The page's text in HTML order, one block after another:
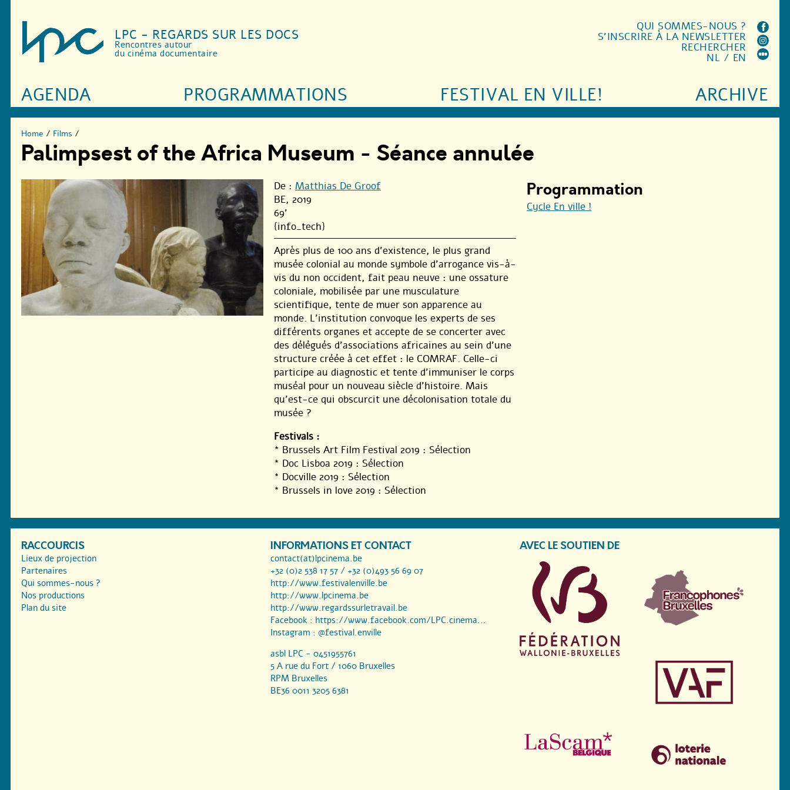
LPC - REGARDS SUR LES DOCS
Rencontres autour
du cinéma documentaire
AGENDA PROGRAMMATIONS FESTIVAL EN VILLE! ARCHIVE
QUI SOMMES-NOUS ?
S'INSCRIRE À LA NEWSLETTER
RECHERCHER
NL / EN
Home / Films /
Palimpsest of the Africa Museum - Séance annulée
De : Matthias De Groof
BE, 2019
69'
{info_tech}
Après plus de 100 ans d’existence, le plus grand
musée colonial au monde symbole d’arrogance vis-à-
vis du non occident, fait peau neuve : une ossature
coloniale, mobilisée par une musculature
scientifique, tente de muer son apparence au
monde. L’institution convoque les experts de ses
différents organes et accepte de se concerter avec
des délégués d’associations africaines au sein d’une
structure créée à cet effet : le COMRAF. Celle-ci
participe au diagnostic et tente d’immuniser le corps
muséal pour un nouveau siècle d’histoire. Mais
qu’est-ce qui obscurcit une décolonisation totale du
musée ?
Festivals :
* Brussels Art Film Festival 2019 : Sélection
* Doc Lisboa 2019 : Sélection
* Docville 2019 : Sélection
* Brussels in love 2019 : Sélection
Programmation
Cycle En ville !
RACCOURCIS
Lieux de projection
Partenaires
Qui sommes-nous ?
Nos productions
Plan du site
INFORMATIONS ET CONTACT
contact(at)lpcinema.be
+32 (0)2 538 17 57 / +32 (0)493 56 69 07
http://www.festivalenville.be
http://www.lpcinema.be
http://www.regardssurletravail.be
Facebook : https://www.facebook.com/LPC.cinema...
Instagram : @festival.enville
asbl LPC - 0451955761
5 A rue du Fort / 1060 Bruxelles
RPM Bruxelles
BE36 0011 3205 6381
AVEC LE SOUTIEN DE